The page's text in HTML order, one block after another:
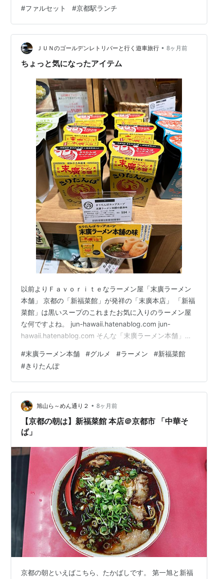
#ファルセット #京都駅ランチ
ＪＵＮのゴールデンレトリバーと行く遊車旅行 • 8ヶ月前
ちょっと気になったアイテム
以前よりＦａｖｏｒｉｔｅなラーメン屋「末廣ラーメン
本舗」 京都の「新福菜館」が発祥の「末廣本店」 「新福
菜館」は黒いスープのこれまたお気に入りのラーメン屋
な何ですよね。 jun-hawaii.hatenablog.com jun-
hawaii.hatenablog.com そんな「末廣ラーメン本舗」の
の「末廣ラーメン本舗」らしい。 写真見てもスープは黒
いですね！ なんで「きりたんぽ」なのか？！というと、
「末廣ラーメン本舗」の発祥が「秋田」だからでしょう
ね。 あの「末廣ラーメン本舗」のスープが忠実に再現さ
れていれば、美味しいと思います。 これを…
#末廣ラーメン本舗 #グルメ #ラーメン #新福菜館
#きりたんぽ
旭山ら～めん通り２ • 8ヶ月前
【京都の朝は】新福菜館 本店＠京都市 「中華そ
ば」
京都の朝といえばこちら、たかばしです。 第一旭と新福